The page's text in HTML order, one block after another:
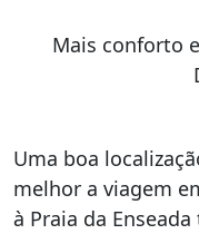
Mais conforto
Uma boa
melhor a viagem
à Praia da